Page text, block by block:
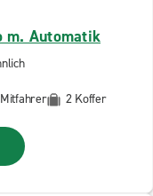
m. Automatik
2 Koffer